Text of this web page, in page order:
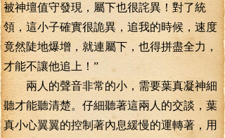
被神壇值守發現，屬下也很詫異！對了統
領，這小子確實很詭異，追我的時候，速度
竟然陡地爆增，就連屬下，也得拼盡全力，
才能不讓他追上！”
兩人的聲音非常的小，需要葉真凝神細
聽才能聽清楚。仔細聽著這兩人的交談，葉
真小心翼翼的控制著內息緩慢的運轉著，用